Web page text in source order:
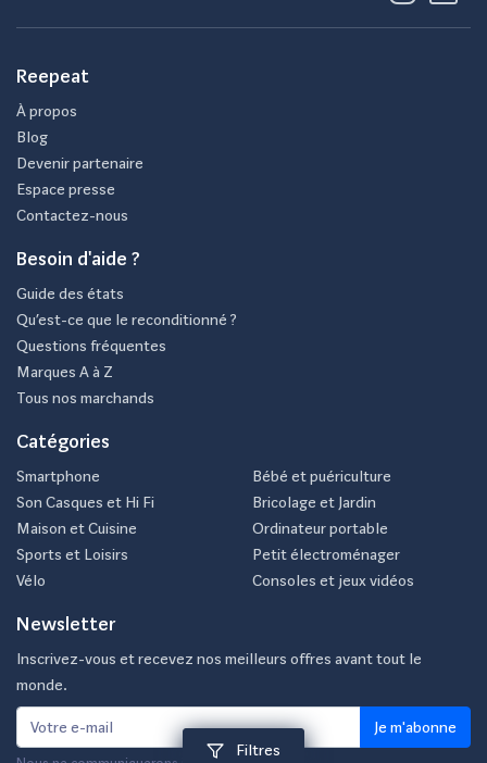
Filtres
Reepeat
À propos
Blog
Devenir partenaire
Espace presse
Contactez-nous
Besoin d'aide ?
Guide des états
Qu’est-ce que le reconditionné ?
Questions fréquentes
Marques A à Z
Tous nos marchands
Catégories
Smartphone
Son Casques et Hi Fi
Maison et Cuisine
Sports et Loisirs
Vélo
Bébé et puériculture
Bricolage et Jardin
Ordinateur portable
Petit électroménager
Consoles et jeux vidéos
Newsletter
Inscrivez-vous et recevez nos meilleurs offres avant tout le
monde.
Je m'abonne